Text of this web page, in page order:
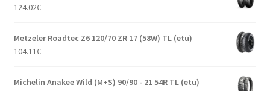
124.02€
Metzeler Roadtec Z6 120/70 ZR 17 (58W) TL (etu)
104.11€
Michelin Anakee Wild (M+S) 90/90 - 21 54R TL (etu)